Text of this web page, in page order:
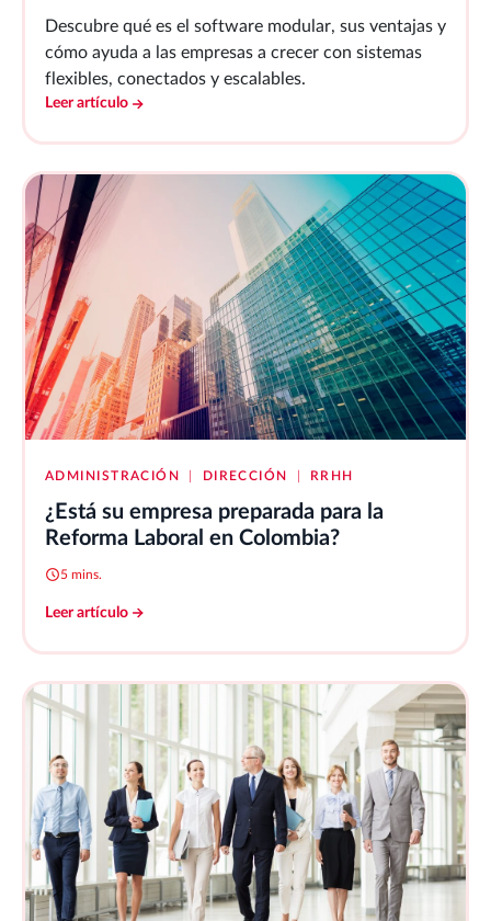
Descubre qué es el software modular, sus ventajas y
cómo ayuda a las empresas a crecer con sistemas
flexibles, conectados y escalables.
Leer artículo
ADMINISTRACIÓN DIRECCIÓN RRHH
¿Está su empresa preparada para la
Reforma Laboral en Colombia?
5 mins.
Leer artículo